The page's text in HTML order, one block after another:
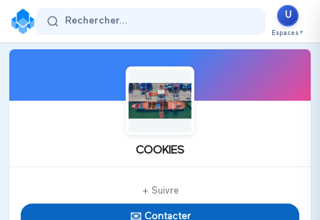
Rechercher...
U
Espaces ▼
COOKIES
+ Suivre
✉️ Contacter